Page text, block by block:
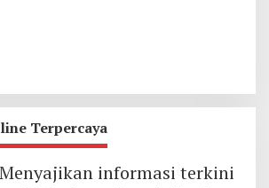
Terpercaya
Menyajikan informasi terkini